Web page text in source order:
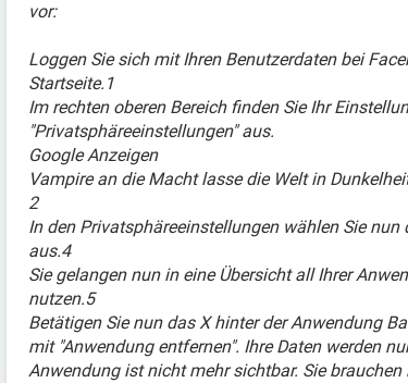
vor:
Loggen Sie sich mit Ihren Benutzerdaten bei
Startseite.1
Im rechten oberen Bereich finden Sie Ihr
"Privatsphäreeinstellungen" aus.
Google Anzeigen
Vampire an die Macht lasse die Welt in
2
In den Privatsphäreeinstellungen wählen Sie
aus.4
Sie gelangen nun in eine Übersicht all Ihrer
nutzen.5
Betätigen Sie nun das X hinter der Anwendung
mit "Anwendung entfernen". Ihre Daten werden
Anwendung ist nicht mehr sichtbar. Sie brauchen